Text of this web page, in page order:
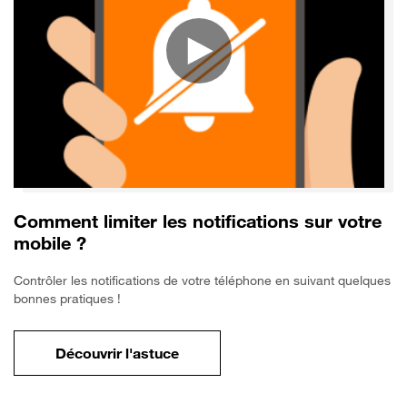
Comment limiter les notifications sur votre
mobile ?
Contrôler les notifications de votre téléphone en suivant quelques
bonnes pratiques !
Découvrir l'astucepour Comment limiter les notifications